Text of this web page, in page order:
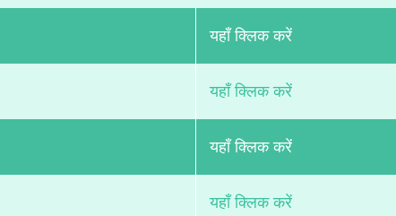
यहाँ क्लिक करें
यहाँ क्लिक करें
यहाँ क्लिक करें
यहाँ क्लिक करें